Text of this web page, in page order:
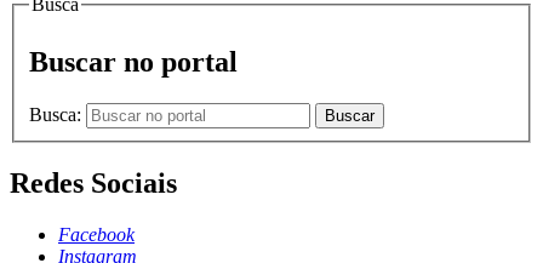
Buscar no portal
Busca: Buscar
Redes Sociais
Facebook
Instagram